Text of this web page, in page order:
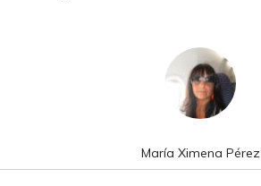
María Ximena Pérez